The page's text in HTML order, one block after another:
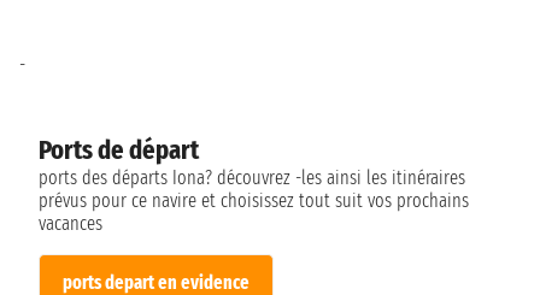
Ports de départ
ports des départs Iona? découvrez -les ainsi les itinéraires
prévus pour ce navire et choisissez tout suit vos prochains
vacances
ports depart en evidence
-